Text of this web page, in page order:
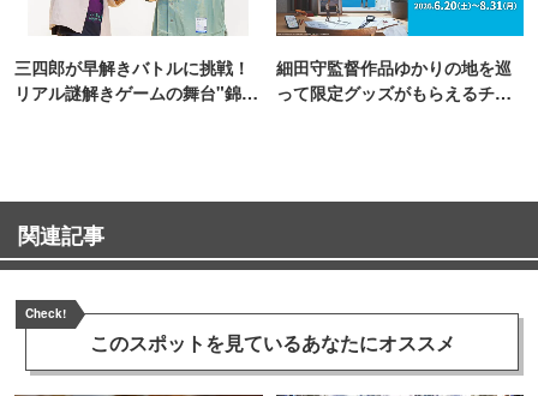
三四郎が早解きバトルに挑戦！
リアル謎解きゲームの舞台"錦糸
細田守監督作品ゆかりの地を巡
って限定グッズがもらえるチャ
関連記事
Check!
このスポットを見ているあなたにオススメ